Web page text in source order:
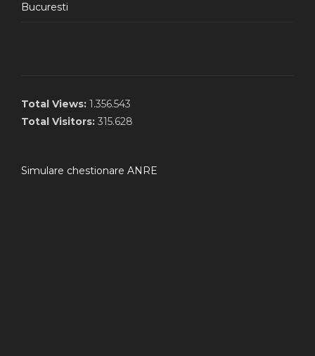
Bucuresti
Total Views: 1.356.543
Total Visitors: 315.628
Simulare chestionare ANRE